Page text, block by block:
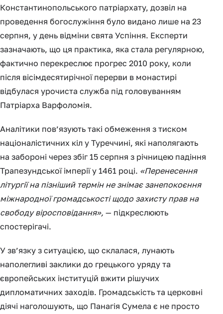
Константинопольського патріархату, дозвіл на
проведення богослужіння було видано лише на 23
серпня, у день відміни свята Успіння. Експерти
зазначають, що ця практика, яка стала регулярною,
фактично перекреслює прогрес 2010 року, коли
після вісімдесятирічної перерви в монастирі
відбулася урочиста служба під головуванням
Патріарха Варфоломія.
Аналітики пов’язують такі обмеження з тиском
націоналістичних кіл у Туреччині, які наполягають
на забороні через збіг 15 серпня з річницею падіння
Трапезундської імперії у 1461 році. «Перенесення
літургії на пізніший термін не знімає занепокоєння
міжнародної громадськості щодо захисту прав на
свободу віросповідання», — підкреслюють
спостерігачі.
У зв’язку з ситуацією, що склалася, лунають
наполегливі заклики до грецького уряду та
європейських інституцій вжити рішучих
дипломатичних заходів. Громадськість та церковні
діячі наголошують, що Панагія Сумела є не просто